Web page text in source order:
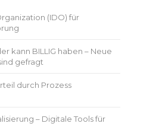
(IDO) für
kann BILLIG haben – Neue
gefragt
durch Prozess
– Digitale Tools für